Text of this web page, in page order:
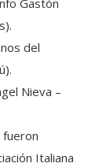
Gastón
del
Nieva –
fueron
Italiana